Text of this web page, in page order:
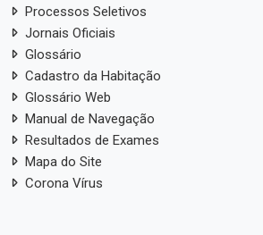
Processos Seletivos
Jornais Oficiais
Glossário
Cadastro da Habitação
Glossário Web
Manual de Navegação
Resultados de Exames
Mapa do Site
Corona Vírus